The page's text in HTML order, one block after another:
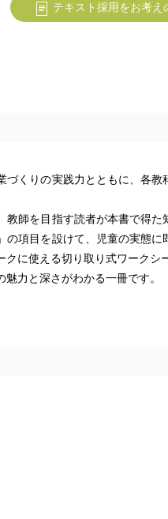
テキスト採用をお考え
くりの実践力とともに、各教
師を目指す読者が本書で得た
項目を設けて、児童の実態に
に使える切り取り式ワークシ
力と深さがわかる一冊です。